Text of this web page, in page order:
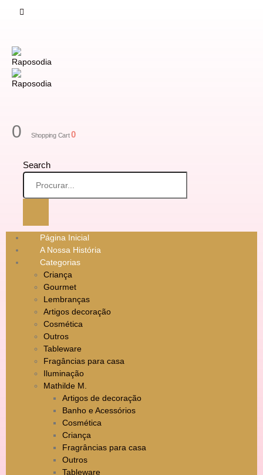
0 Shopping Cart0
Search
Página Inicial
A Nossa História
Categorias
Criança
Gourmet
Lembranças
Artigos decoração
Cosmética
Outros
Tableware
Fragâncias para casa
Iluminação
Mathilde M.
Artigos de decoração
Banho e Acessórios
Cosmética
Criança
Fragrâncias para casa
Outros
Tableware